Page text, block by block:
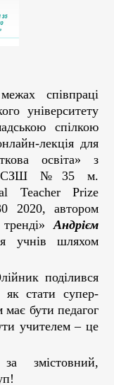
співпраці
університету
спілкою
лекція для
освіта» з
СЗШ №35 м.
Teacher Prize
2020, автором
тренді»Андрієм
учнів шляхом
поділився
як стати супер-
має бути педагог
учителем – це
змістовний,